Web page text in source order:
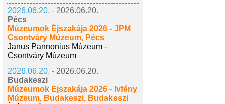
2026.06.20. - 2026.06.20.
Pécs
Múzeumok Éjszakája 2026 - JPM
Csontváry Múzeum, Pécs
Janus Pannonius Múzeum -
Csontváry Múzeum
2026.06.20. - 2026.06.20.
Budakeszi
Múzeumok Éjszakája 2026 - Ívfény
Múzeum, Budakeszi, Budakeszi